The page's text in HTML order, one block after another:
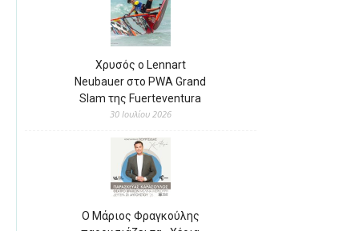
Χρυσός ο Lennart
Neubauer στο PWA Grand
Slam της Fuerteventura
30 Ιουλίου 2026
Ο Μάριος Φραγκούλης